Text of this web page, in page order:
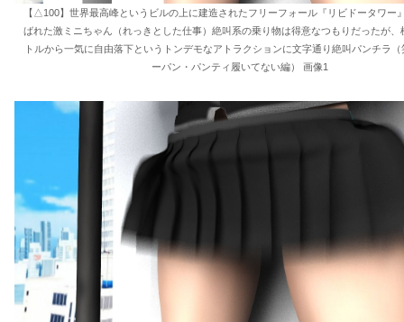
【△100】世界最高峰というビルの上に建造されたフリーフォール『リビドータワー
ばれた激ミニちゃん（れっきとした仕事）絶叫系の乗り物は得意なつもりだったが、
トルから一気に自由落下というトンデモなアトラクションに文字通り絶叫パンチラ（
ーパン・パンティ履いてない編） 画像1